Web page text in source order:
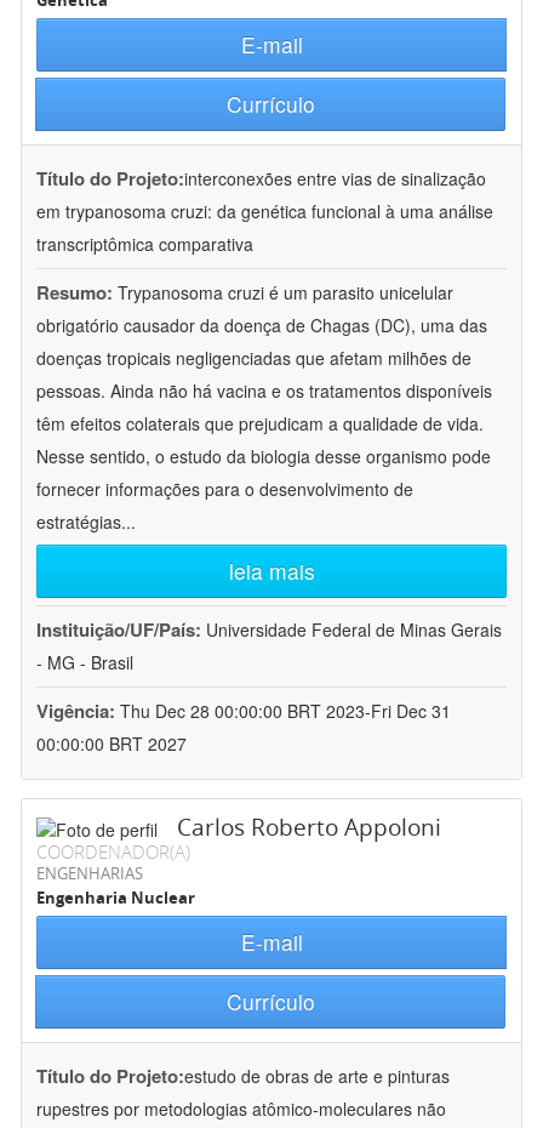
E-mail
Currículo
Título do Projeto:interconexões entre vias de sinalização
em trypanosoma cruzi: da genética funcional à uma análise
transcriptômica comparativa
Resumo: Trypanosoma cruzi é um parasito unicelular
obrigatório causador da doença de Chagas (DC), uma das
doenças tropicais negligenciadas que afetam milhões de
pessoas. Ainda não há vacina e os tratamentos disponíveis
têm efeitos colaterais que prejudicam a qualidade de vida.
Nesse sentido, o estudo da biologia desse organismo pode
fornecer informações para o desenvolvimento de
estratégias...
leia mais
Instituição/UF/País: Universidade Federal de Minas Gerais
- MG - Brasil
Vigência: Thu Dec 28 00:00:00 BRT 2023-Fri Dec 31
00:00:00 BRT 2027
Carlos Roberto Appoloni
COORDENADOR(A)
ENGENHARIAS
Engenharia Nuclear
E-mail
Currículo
Título do Projeto:estudo de obras de arte e pinturas
rupestres por metodologias atômico-moleculares não